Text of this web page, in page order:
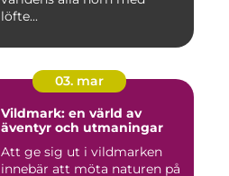
löfte...
03. mar
Vildmark: en värld av
äventyr och utmaningar
Att ge sig ut i vildmarken
innebär att möta naturen på